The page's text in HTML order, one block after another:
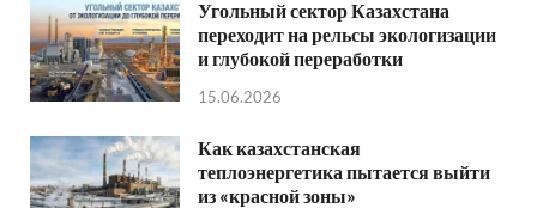
Угольный сектор Казахстана
переходит на рельсы экологизации
и глубокой переработки
15.06.2026
Как казахстанская
теплоэнергетика пытается выйти
из «красной зоны»